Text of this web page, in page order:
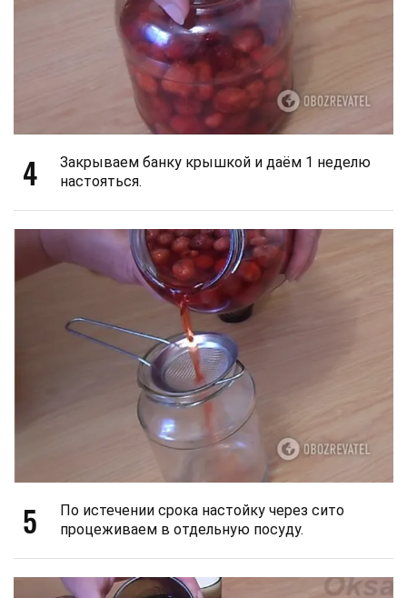
4
Закрываем банку крышкой и даём 1 неделю
настояться.
5
По истечении срока настойку через сито
процеживаем в отдельную посуду.